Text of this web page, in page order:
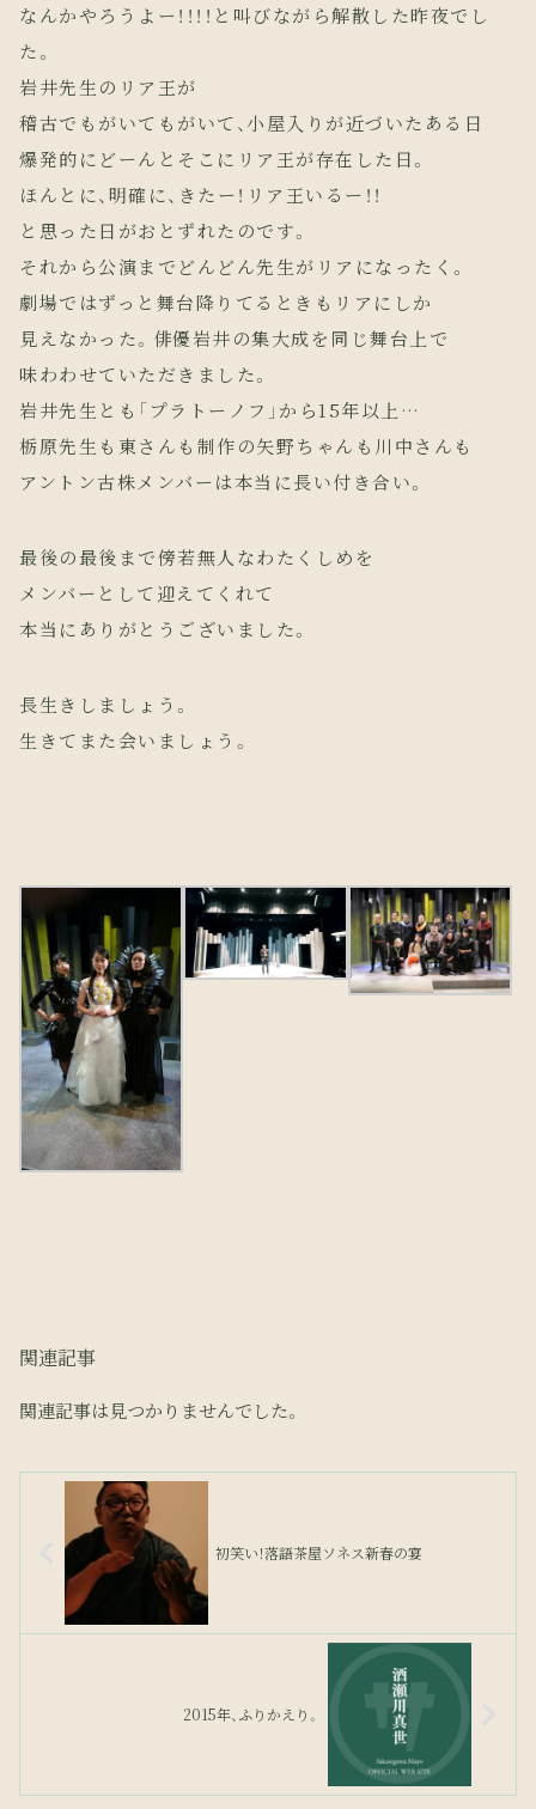
なんかやろうよー！！！！と叫びながら解散した昨夜でし
た。
岩井先生のリア王が
稽古でもがいてもがいて、小屋入りが近づいたある日
爆発的にどーんとそこにリア王が存在した日。
ほんとに、明確に、きたー！リア王いるー！！
と思った日がおとずれたのです。
それから公演までどんどん先生がリアになったく。
劇場ではずっと舞台降りてるときもリアにしか
見えなかった。俳優岩井の集大成を同じ舞台上で
味わわせていただきました。
岩井先生とも「プラトーノフ」から15年以上…
栃原先生も東さんも制作の矢野ちゃんも川中さんも
アントン古株メンバーは本当に長い付き合い。
最後の最後まで傍若無人なわたくしめを
メンバーとして迎えてくれて
本当にありがとうございました。
長生きしましょう。
生きてまた会いましょう。
関連記事
関連記事は見つかりませんでした。
初笑い！落語茶屋ソネス新春の宴
2015年、ふりかえり。